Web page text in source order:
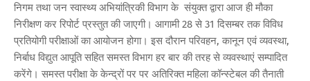
निगम तथा जन स्वास्थ्य अभियांत्रिकी विभाग के संयुक्त द्वारा आज ही मौका
निरीक्षण कर रिपोर्ट प्रस्तुत की जाएगी। आगामी 28 से 31 दिसम्बर तक विविध
प्रतियोगी परीक्षाओं का आयोजन होगा। इस दौरान परिवहन, कानून एवं व्यवस्था,
निर्बाध विद्युत आपूति सहित समस्त विभाग हर बार की तरह से व्यवस्थाएं सम्पादित
करेंगे। समस्त परीक्षा के केन्द्रों पर पर अतिरिक्त महिला कॉन्स्टेबल की तैनाती